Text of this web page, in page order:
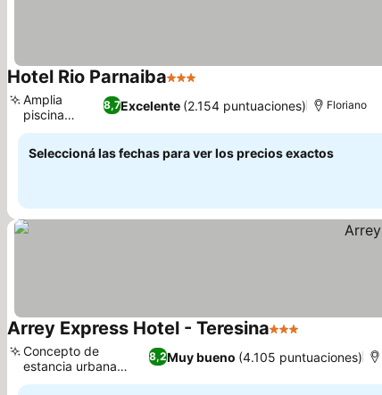
Hotel Rio Parnaiba3 Estrellas
8,7Excelente (2.154 puntuaciones)
Amplia
piscina
exterior
Floriano
Seleccioná las fechas para ver los precios exactos
Arrey Express Hotel - Teresina3 Estrellas
8,2Muy bueno (4.105 puntuaciones)
Concepto de
estancia urbana
práctica